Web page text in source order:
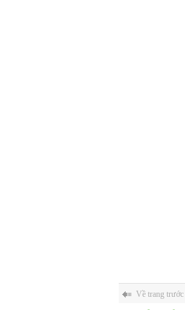
Về trang trước